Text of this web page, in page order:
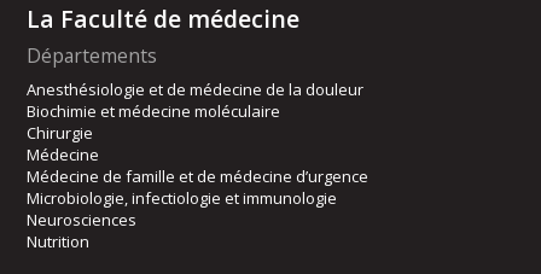
La Faculté de médecine
Départements
Anesthésiologie et de médecine de la douleur
Biochimie et médecine moléculaire
Chirurgie
Médecine
Médecine de famille et de médecine d’urgence
Microbiologie, infectiologie et immunologie
Neurosciences
Nutrition